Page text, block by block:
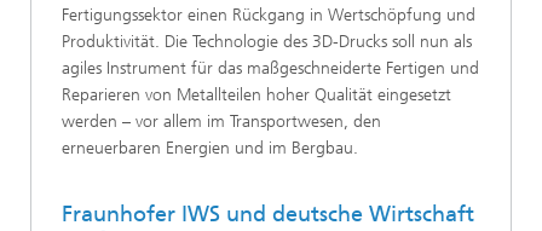
Fertigungssektor einen Rückgang in Wertschöpfung und
Produktivität. Die Technologie des 3D-Drucks soll nun als
agiles Instrument für das maßgeschneiderte Fertigen und
Reparieren von Metallteilen hoher Qualität eingesetzt
werden – vor allem im Transportwesen, den
erneuerbaren Energien und im Bergbau.
Fraunhofer IWS und deutsche Wirtschaft